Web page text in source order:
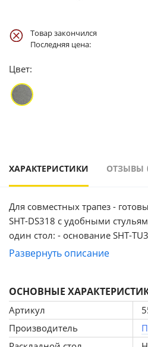
Товар закончился
Последняя цена:
Цвет:
ХАРАКТЕРИСТИКИ ОТЗЫВЫ
Для совместных трапез -
SHT-DS318 с удобными
один стол: - основание SHT-
120/80 МДФ В комплект входит четыре стула: - каркас
повышенной жесткостью и
окружающим воздействиям.
выполнены из
добавками, благодаря
Развернуть описание
ОСНОВНЫЕ
Артикул
Производитель